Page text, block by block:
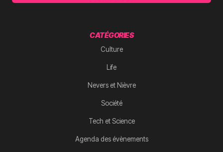
CATÉGORIES
Culture
Life
Nevers et Nièvre
Société
Tech et Science
Agenda des évènements